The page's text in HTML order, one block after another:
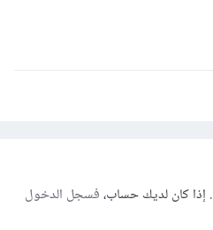
إذا كان لديك حساب،فسجل الدخول